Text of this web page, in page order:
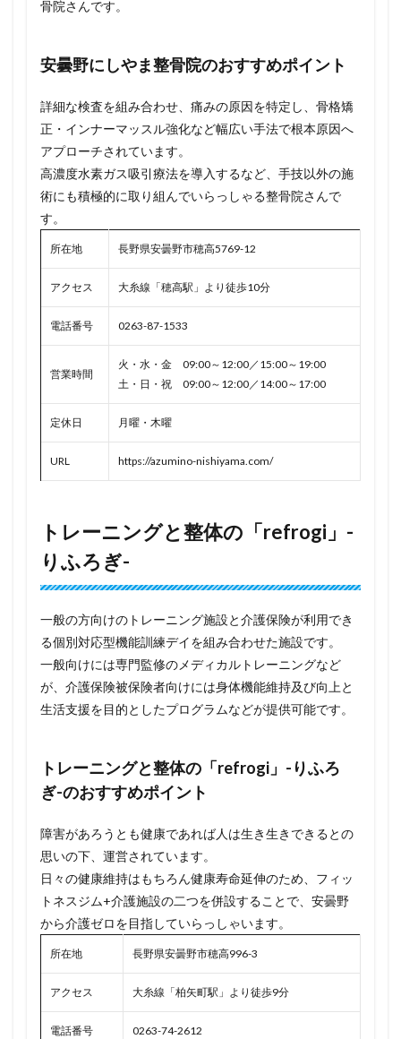
骨院さんです。
安曇野にしやま整骨院のおすすめポイント
詳細な検査を組み合わせ、痛みの原因を特定し、骨格矯
正・インナーマッスル強化など幅広い手法で根本原因へ
アプローチされています。
高濃度水素ガス吸引療法を導入するなど、手技以外の施
術にも積極的に取り組んでいらっしゃる整骨院さんで
す。
所在地 長野県安曇野市穂高5769-12
アクセス 大糸線「穂高駅」より徒歩10分
電話番号 0263-87-1533
営業時間
火・水・金 09:00～12:00／15:00～19:00
土・日・祝 09:00～12:00／14:00～17:00
定休日 月曜・木曜
URL https://azumino-nishiyama.com/
トレーニングと整体の「refrogi」-
りふろぎ-
一般の方向けのトレーニング施設と介護保険が利用でき
る個別対応型機能訓練デイを組み合わせた施設です。
一般向けには専門監修のメディカルトレーニングなど
が、介護保険被保険者向けには身体機能維持及び向上と
生活支援を目的としたプログラムなどが提供可能です。
トレーニングと整体の「refrogi」-りふろ
ぎ-のおすすめポイント
障害があろうとも健康であれば人は生き生きできるとの
思いの下、運営されています。
日々の健康維持はもちろん健康寿命延伸のため、フィッ
トネスジム+介護施設の二つを併設することで、安曇野
から介護ゼロを目指していらっしゃいます。
所在地 長野県安曇野市穂高996-3
アクセス 大糸線「柏矢町駅」より徒歩9分
電話番号 0263-74-2612